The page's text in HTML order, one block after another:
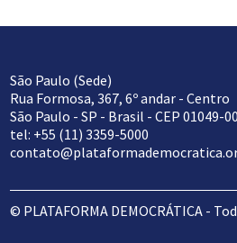
São Paulo (Sede)
Rua Formosa, 367, 6º andar - Centro
São Paulo - SP - Brasil - CEP 01049-
tel: +55 (11) 3359-5000
© PLATAFORMA DEMOCRÁTICA -